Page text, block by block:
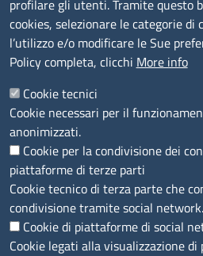
SEGUICI SU
MENÙ PRIVACY
Note legali Privacy e cookie policy
© 2023
profilare gli utenti. Tramite questo
cookies, selezionare le categorie di
l’utilizzo e/o modificare le Sue
Policy completa, clicchi More info
Cookie tecnici
Cookie necessari per il
anonimizzati.
Cookie per la condivisione dei
piattaforme di terze parti
Cookie tecnico di terza parte che
condivisione tramite social network.
Cookie di piattaforme di social
Cookie legati alla visualizzazione